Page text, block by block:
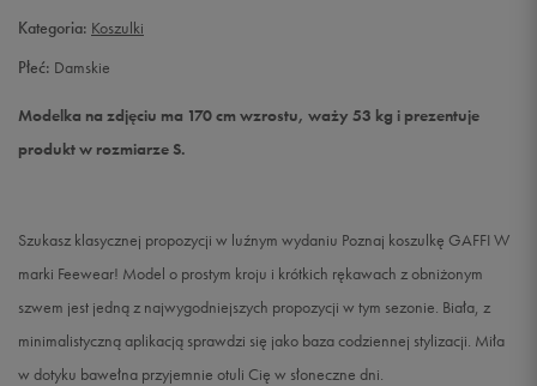
Kategoria: Koszulki
Płeć: Damskie
Modelka na zdjęciu ma 170 cm wzrostu, waży 53 kg i prezentuje
produkt w rozmiarze S.
Szukasz klasycznej propozycji w luźnym wydaniu Poznaj koszulkę GAFFI W
marki Feewear! Model o prostym kroju i krótkich rękawach z obniżonym
szwem jest jedną z najwygodniejszych propozycji w tym sezonie. Biała, z
minimalistyczną aplikacją sprawdzi się jako baza codziennej stylizacji. Miła
w dotyku bawełna przyjemnie otuli Cię w słoneczne dni.